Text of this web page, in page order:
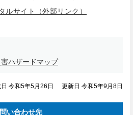
ルサイト（外部リンク）
ハザードマップ
令和5年5月26日 更新日 令和5年9月8日
い合わせ先